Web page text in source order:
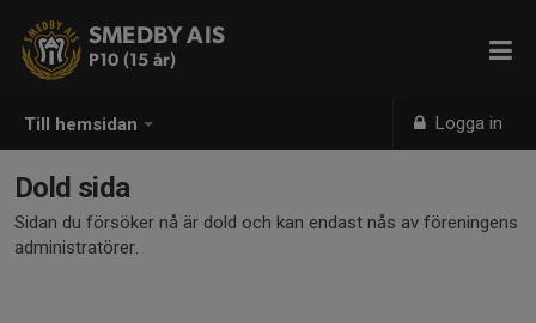
Till hemsidan Logga in
SMEDBY AIS
P10 (15 år)
Dold sida
Sidan du försöker nå är dold och kan endast nås av föreningens
administratörer.